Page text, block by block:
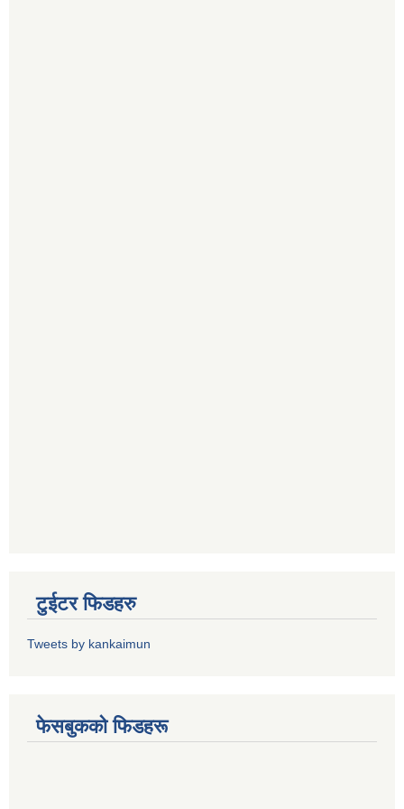
टुईटर फिडहरु
Tweets by kankaimun
फेसबुकको फिडहरू